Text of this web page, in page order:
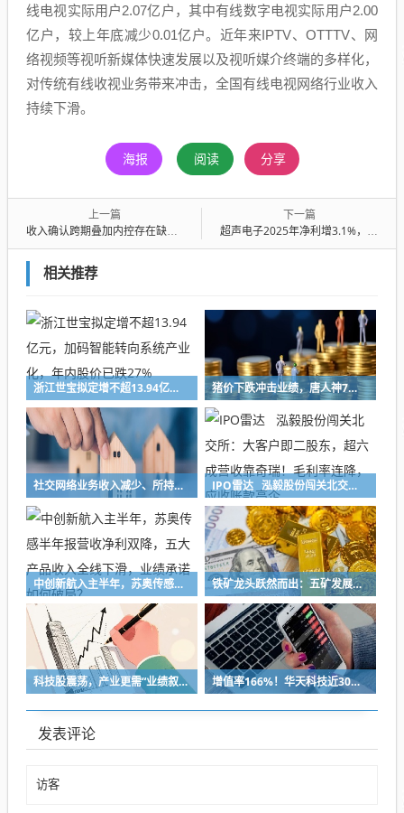
线电视实际用户2.07亿户，其中有线数字电视实际用户2.00
亿户，较上年底减少0.01亿户。近年来IPTV、OTTTV、网
络视频等视听新媒体快速发展以及视听媒介终端的多样化，
对传统有线收视业务带来冲击，全国有线电视网络行业收入
持续下滑。
海报 阅读 分享
上一篇
收入确认跨期叠加内控存在缺陷：北方长龙被监管责令改正，董事长等三名高管收警示函
下一篇
超声电子2025年净利增3.1%，毛利率连续3年下滑，财务费用大增534%
相关推荐
浙江世宝拟定增不超13.94亿元，加码智能转向系统产业化，年内股价已跌27% 猪价下跌冲击业绩，唐人神7月生猪销售收入下降47%，中报预亏超8亿元创新高
社交网络业务收入减少、所持加密货币减值，映宇宙预计上半年净利缩水30% IPO雷达 泓毅股份闯关北交所：大客户即二股东，超六成营收靠奇瑞！毛利率连降，应收账款高企
中创新航入主半年，苏奥传感半年报营收净利双降，五大产品收入全线下滑，业绩承诺如何破局？ 铁矿龙头跃然而出：五矿发展重组铸就A股铁矿采选重要平台
科技股震荡，产业更需“业绩叙事” 增值率166%！华天科技近30亿元并购下周上会，标的华羿微电曾终止IPO
发表评论